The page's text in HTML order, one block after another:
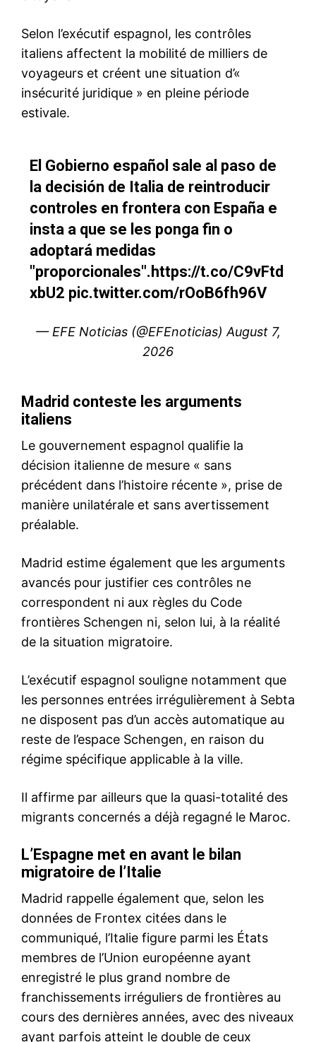
Formules d’abonnement
Mon compte
Related
Dubravka Šuica et Nasser
Bourita sur la crise migratoire
de Sebta
1 August 2026
In "Diplomatie"
Kaja Kallas à Rabat : Bourita
ancre le plan d’autonomie
logiciel européen
17 April 2026
In "Sahara Marocain"
28 May 2018